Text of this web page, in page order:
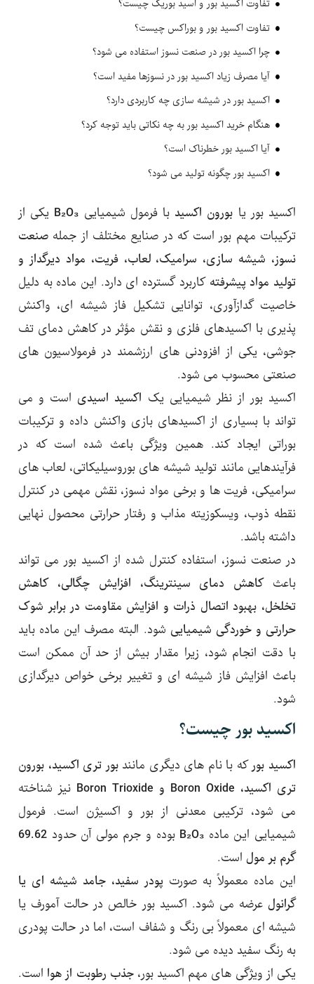
تفاوت اکسید بور و اسید بوریک چیست؟
تفاوت اکسید بور و بوراکس چیست؟
چرا اکسید بور در صنعت نسوز استفاده می شود؟
آیا مصرف زیاد اکسید بور در نسوزها مفید است؟
اکسید بور در شیشه سازی چه کاربردی دارد؟
هنگام خرید اکسید بور به چه نکاتی باید توجه کرد؟
آیا اکسید بور خطرناک است؟
اکسید بور چگونه تولید می شود؟
اکسید بور یابورون اکسیدبا فرمول شیمیاییB₂O₃یکی از
ترکیبات مهم بور است که در صنایع مختلف از جملهصنعت
نسوز، شیشه سازی، سرامیک، لعاب، فریت، مواد دیرگداز و
تولید مواد پیشرفتهکاربرد گسترده ای دارد. این ماده به دلیل
خاصیت گدازآوری، توانایی تشکیل فاز شیشه ای، واکنش
پذیری با اکسیدهای فلزی و نقش مؤثر در کاهش دمای تف
جوشی، یکی از افزودنی های ارزشمند در فرمولاسیون های
صنعتی محسوب می شود.
اکسید بور از نظر شیمیایی یکاکسید اسیدیاست و می
تواند با بسیاری از اکسیدهای بازی واکنش داده و ترکیبات
بوراتی ایجاد کند. همین ویژگی باعث شده است که در
فرآیندهایی مانند تولید شیشه های بوروسیلیکاتی، لعاب های
سرامیکی، فریت ها و برخی مواد نسوز، نقش مهمی در کنترل
نقطه ذوب، ویسکوزیته مذاب و رفتار حرارتی محصول نهایی
داشته باشد.
در صنعت نسوز، استفاده کنترل شده از اکسید بور می تواند
باعثکاهش دمای سینترینگ، افزایش چگالی، کاهش
تخلخل، بهبود اتصال ذرات و افزایش مقاومت در برابر شوک
حرارتی و خوردگی شیمیاییشود. البته مصرف این ماده باید
با دقت انجام شود، زیرا مقدار بیش از حد آن ممکن است
باعث افزایش فاز شیشه ای و تغییر برخی خواص دیرگدازی
شود.
اکسید بور چیست؟
اکسید بورکه با نام های دیگری مانندبور تری اکسید، بورون
تری اکسید، Boron Oxide و Boron Trioxide
نیز شناخته
می شود، ترکیبی معدنی از بور و اکسیژن است. فرمول
شیمیایی این مادهB₂O₃بوده و جرم مولی آن حدود69.62
گرم بر مولاست.
این ماده معمولاً به صورتپودر سفید، جامد شیشه ای یا
گرانولعرضه می شود. اکسید بور خالص در حالت آمورف یا
شیشه ای معمولاً بی رنگ و شفاف است، اما در حالت پودری
به رنگ سفید دیده می شود.
یکی از ویژگی های مهم اکسید بور،جذب رطوبت از هوااست.